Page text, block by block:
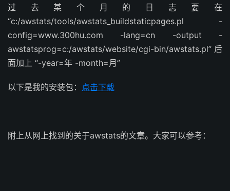
过去某个月的日志要在
“c:/awstats/tools/awstats_buildstaticpages.pl -
config=www.300hu.com -lang=cn -output -
awstatsprog=c:/awstats/website/cgi-bin/awstats.pl”后
面加上 “-year=年 -month=月”
以下是我的安装包： 点击下载
附上从网上找到的关于awstats的文章。大家可以参考：